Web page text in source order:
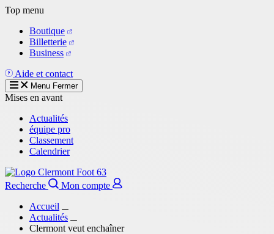
Aller
contenu
principal
Top menu
Boutique
Billetterie
Business
Aide et contact
Menu Fermer
Mises en avant
Actualités
équipe pro
Classement
Calendrier
Recherche
Mon compte
Accueil
Actualités
Clermont veut enchaîner